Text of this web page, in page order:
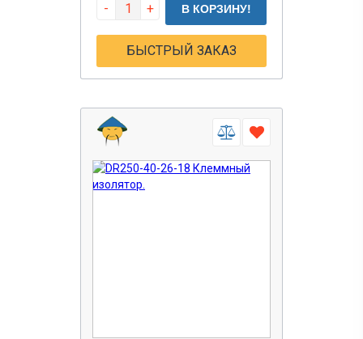
- + В КОРЗИНУ!
БЫСТРЫЙ ЗАКАЗ